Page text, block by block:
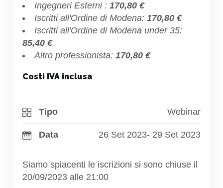
Ingegneri Esterni : 170,80 €
Iscritti all'Ordine di Modena: 170,80 €
Iscritti all'Ordine di Modena under 35:
85,40 €
Altro professionista: 170,80 €
Costi IVA inclusa
Tipo Webinar
Data 26 Set 2023- 29 Set 2023
Siamo spiacenti le iscrizioni si sono chiuse il
20/09/2023 alle 21:00